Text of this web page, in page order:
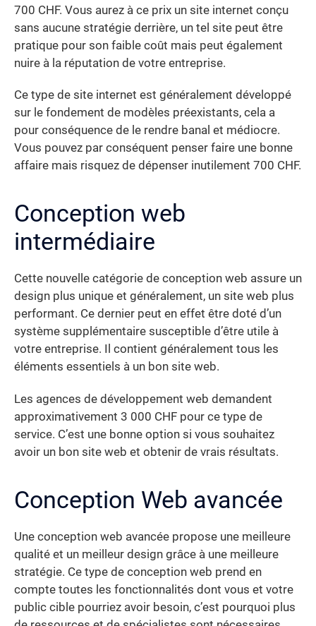
700 CHF. Vous aurez à ce prix un site internet conçu
sans aucune stratégie derrière, un tel site peut être
pratique pour son faible coût mais peut également
nuire à la réputation de votre entreprise.
Ce type de site internet est généralement développé
sur le fondement de modèles préexistants, cela a
pour conséquence de le rendre banal et médiocre.
Vous pouvez par conséquent penser faire une bonne
affaire mais risquez de dépenser inutilement 700 CHF.
Conception web
intermédiaire
Cette nouvelle catégorie de conception web assure un
design plus unique et généralement, un site web plus
performant. Ce dernier peut en effet être doté d’un
système supplémentaire susceptible d’être utile à
votre entreprise. Il contient généralement tous les
éléments essentiels à un bon site web.
Les agences de développement web demandent
approximativement 3 000 CHF pour ce type de
service. C’est une bonne option si vous souhaitez
avoir un bon site web et obtenir de vrais résultats.
Conception Web avancée
Une conception web avancée propose une meilleure
qualité et un meilleur design grâce à une meilleure
stratégie. Ce type de conception web prend en
compte toutes les fonctionnalités dont vous et votre
public cible pourriez avoir besoin, c’est pourquoi plus